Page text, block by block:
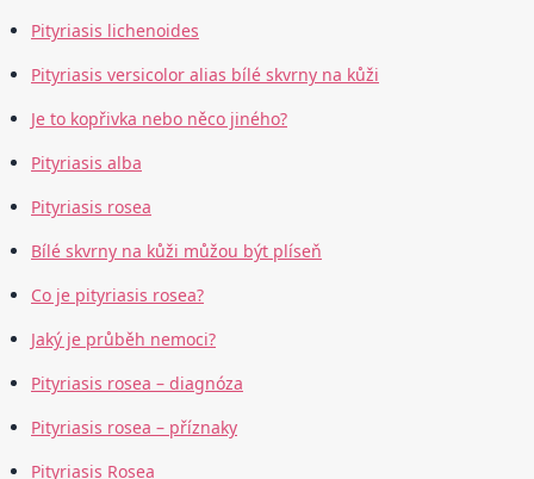
Pityriasis lichenoides
Pityriasis versicolor alias bílé skvrny na kůži
Je to kopřivka nebo něco jiného?
Pityriasis alba
Pityriasis rosea
Bílé skvrny na kůži můžou být plíseň
Co je pityriasis rosea?
Jaký je průběh nemoci?
Pityriasis rosea – diagnóza
Pityriasis rosea – příznaky
Pityriasis Rosea